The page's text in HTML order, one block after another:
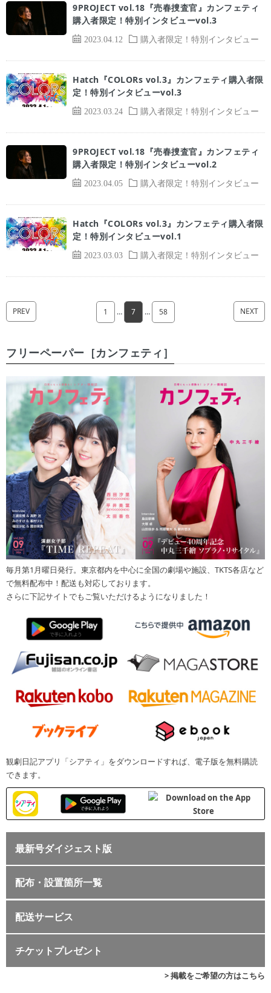
2023.04.12 購入者限定！特別インタビュー
9PROJECT vol.18『売春捜査官』カンフェティ
購入者限定！特別インタビューvol.3
2023.03.24 購入者限定！特別インタビュー
Hatch『COLORs vol.3』カンフェティ購入者限
定！特別インタビューvol.3
2023.04.05 購入者限定！特別インタビュー
9PROJECT vol.18『売春捜査官』カンフェティ
購入者限定！特別インタビューvol.2
2023.03.03 購入者限定！特別インタビュー
Hatch『COLORs vol.3』カンフェティ購入者限
定！特別インタビューvol.1
PREV 1 … 7 … 58 NEXT
フリーペーパー［カンフェティ］
毎月第1月曜日発行。東京都内を中心に全国の劇場や施設、TKTS各店など
で無料配布中！配送も対応しております。
さらに下記サイトでもご覧いただけるようになりました！
観劇日記アプリ「シアティ」をダウンロードすれば、電子版を無料購読
できます。
最新号ダイジェスト版
配布・設置箇所一覧
配送サービス
チケットプレゼント
> 掲載をご希望の方はこちら